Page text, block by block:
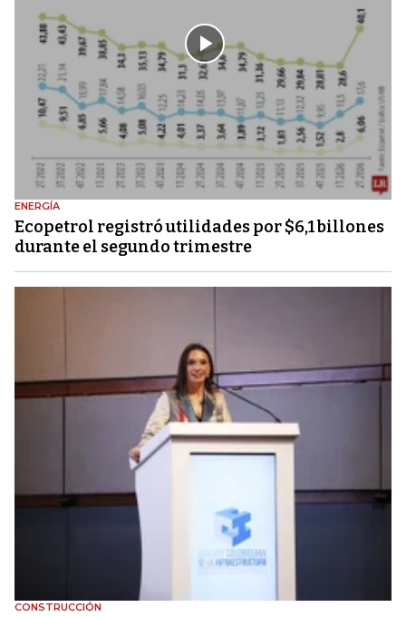
ENERGÍA
Ecopetrol registró utilidades por $6,1 billones
durante el segundo trimestre
CONSTRUCCIÓN